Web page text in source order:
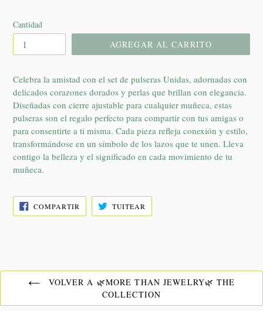
Cantidad
AGREGAR AL CARRITO
Celebra la amistad con el set de pulseras Unidas, adornadas con
delicados corazones dorados y perlas que brillan con elegancia.
Diseñadas con cierre ajustable para cualquier muñeca, estas
pulseras son el regalo perfecto para compartir con tus amigas o
para consentirte a ti misma. Cada pieza refleja conexión y estilo,
transformándose en un símbolo de los lazos que te unen. Lleva
contigo la belleza y el significado en cada movimiento de tu
muñeca.
COMPARTIR COMPARTIR
EN
FACEBOOK
TUITEAR
TWITTER
VOLVER A 🌿MORE THAN JEWELRY🌿 THE
COLLECTION